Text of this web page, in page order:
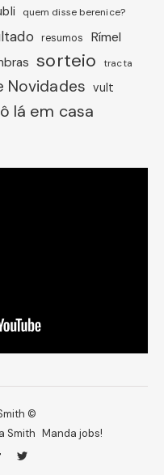
quem disse berenice?
resumos Rímel
sorteio tracta
Novidades vult
ô lá em casa
©
Smith Manda jobs!